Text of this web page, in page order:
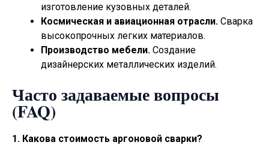
изготовление кузовных деталей.
Космическая и авиационная отрасли. Сварка
высокопрочных легких материалов.
Производство мебели. Создание
дизайнерских металлических изделий.
Часто задаваемые вопросы
(FAQ)
1. Какова стоимость аргоновой сварки?